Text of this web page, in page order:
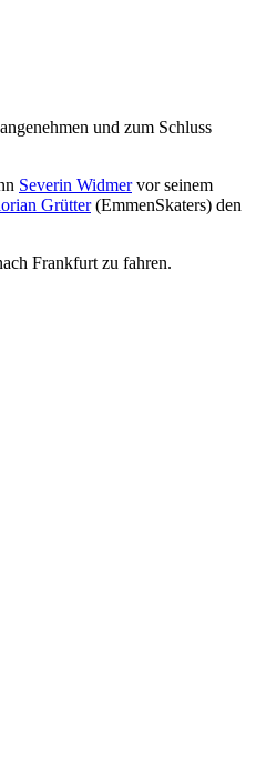
und zum Schluss
Severin Widmervor seinem
Grütter(EmmenSkaters) den
Frankfurt zu fahren.